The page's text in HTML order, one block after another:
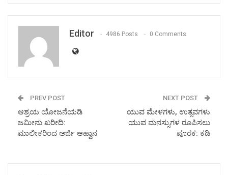
Editor 4986 Posts 0 Comments
PREV POST
ಆಶ್ರಯ ಯೋಜನೆಯಡಿ
ಜಮೀನು ಖರೀದಿ:
ಮಾಲೀಕರಿಂದ ಅರ್ಜಿ ಆಹ್ವಾನ
NEXT POST
ಯುವ ಮೇಳಗಳು, ಉತ್ಸವಗಳು
ಯುವ ಮನಸ್ಸುಗಳ ರೂಪಿಸಲು
ಪೂರಕ: ಕಡಿ